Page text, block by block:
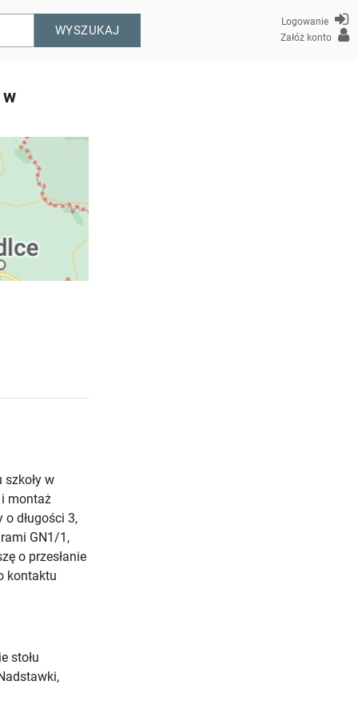
WYSZUKAJ
Logowanie
Załóż konto
w
montaż
długości 3,
GN1/1,
o przesłanie
kontaktu
stołu